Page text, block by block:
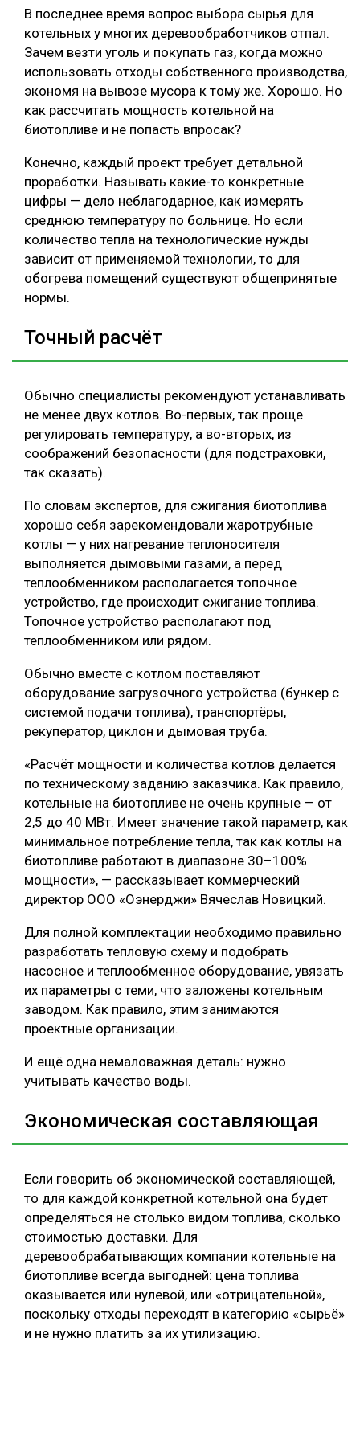
СУШКА ДРЕВЕСИНЫ
МЕБЕЛЬНОЕ ПРОИЗВОДСТВО
В последнее время вопрос выбора сырья для
котельных у многих деревообработчиков отпал.
Зачем везти уголь и покупать газ, когда можно
использовать отходы собственного производства,
экономя на вывозе мусора к тому же. Хорошо. Но
как рассчитать мощность котельной на
биотопливе и не попасть впросак?
Конечно, каждый проект требует детальной
проработки. Называть какие-то конкретные
цифры — дело неблагодарное, как измерять
среднюю температуру по больнице. Но если
количество тепла на технологические нужды
зависит от применяемой технологии, то для
обогрева помещений существуют общепринятые
нормы.
Точный расчёт
Обычно специалисты рекомендуют устанавливать
не менее двух котлов. Во-первых, так проще
регулировать температуру, а во-вторых, из
соображений безопасности (для подстраховки,
так сказать).
По словам экспертов, для сжигания биотоплива
хорошо себя зарекомендовали жаротрубные
котлы — у них нагревание теплоносителя
выполняется дымовыми газами, а перед
теплообменником располагается топочное
устройство, где происходит сжигание топлива.
Топочное устройство располагают под
теплообменником или рядом.
Обычно вместе с котлом поставляют
оборудование загрузочного устройства (бункер с
системой подачи топлива), транспортёры,
рекуператор, циклон и дымовая труба.
«Расчёт мощности и количества котлов делается
по техническому заданию заказчика. Как правило,
котельные на биотопливе не очень крупные — от
2,5 до 40 МВт. Имеет значение такой параметр, как
минимальное потребление тепла, так как котлы на
биотопливе работают в диапазоне 30–100%
мощности», — рассказывает коммерческий
директор ООО «Оэнерджи» Вячеслав Новицкий.
Для полной комплектации необходимо правильно
разработать тепловую схему и подобрать
насосное и теплообменное оборудование, увязать
их параметры с теми, что заложены котельным
заводом. Как правило, этим занимаются
проектные организации.
И ещё одна немаловажная деталь: нужно
учитывать качество воды.
Экономическая составляющая
Если говорить об экономической составляющей,
то для каждой конкретной котельной она будет
определяться не столько видом топлива, сколько
стоимостью доставки. Для
деревообрабатывающих компании котельные на
биотопливе всегда выгодней: цена топлива
оказывается или нулевой, или «отрицательной»,
поскольку отходы переходят в категорию «сырьё»
и не нужно платить за их утилизацию.